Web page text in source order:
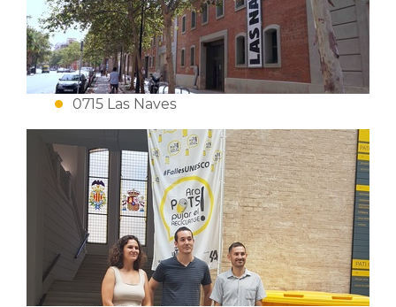
0715 Las Naves